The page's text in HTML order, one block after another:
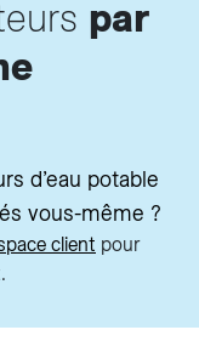
par
d’eau potable
vous-même ?
client pour